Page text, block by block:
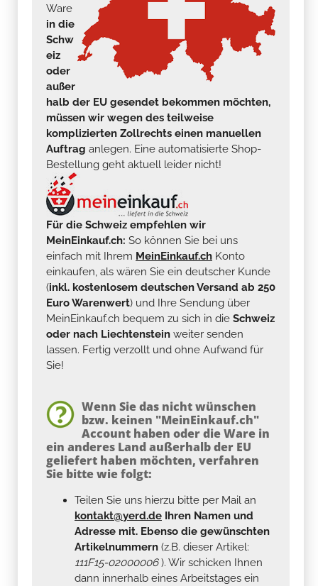
Ware
in die
Schw
eiz
oder
außer
halb der EU gesendet bekommen möchten,
müssen wir wegen des teilweise
komplizierten Zollrechts einen manuellen
Auftrag anlegen. Eine automatisierte Shop-
Bestellung geht aktuell leider nicht!
Für die Schweiz empfehlen wir
MeinEinkauf.ch: So können Sie bei uns
einfach mit Ihrem MeinEinkauf.ch Konto
einkaufen, als wären Sie ein deutscher Kunde
(inkl. kostenlosem deutschen Versand ab 250
Euro Warenwert) und Ihre Sendung über
MeinEinkauf.ch bequem zu sich in die Schweiz
oder nach Liechtenstein weiter senden
lassen. Fertig verzollt und ohne Aufwand für
Sie!
Wenn Sie das nicht wünschen
bzw. keinen "MeinEinkauf.ch"
Account haben oder die Ware in
ein anderes Land außerhalb der EU
geliefert haben möchten, verfahren
Sie bitte wie folgt:
Teilen Sie uns hierzu bitte per Mail an
kontakt@yerd.de Ihren Namen und
Adresse mit. Ebenso die gewünschten
Artikelnummern (z.B. dieser Artikel:
111F15-02000006). Wir schicken Ihnen
dann innerhalb eines Arbeitstages ein